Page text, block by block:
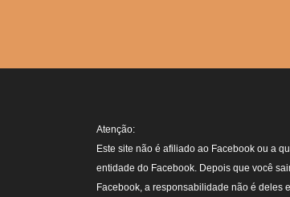
Atenção:
Este site não é afiliado ao Facebook ou a
entidade do Facebook. Depois que você
Facebook, a responsabilidade não é deles